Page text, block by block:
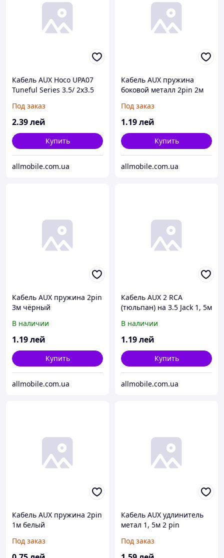
Кабель AUX Hoco UPA07
Tuneful Series 3.5/ 2x3.5
Под заказ
2.39лей
Купить
allmobile.com.ua
Кабель AUX пружина
боковой металл 2pin 2м
Под заказ
1.19лей
Купить
allmobile.com.ua
Кабель AUX пружина 2pin
3м чёрный
В наличии
1.19лей
Купить
allmobile.com.ua
Кабель AUX 2 RCA
(тюльпан) на 3.5 Jack 1, 5м
В наличии
1.19лей
Купить
allmobile.com.ua
Кабель AUX пружина 2pin
1м белый
Под заказ
Кабель AUX удлинитель
метал 1, 5м 2 pin
Под заказ